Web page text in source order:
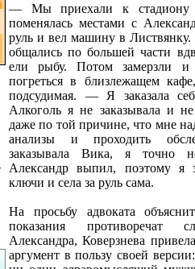
— Мы приехали к стадиону
поменялась местами с
руль и вел машину в
общались по большей части
ели рыбу. Потом замерзли и
погреться в близлежащем
подсудимая. — Я заказала
Алкоголь я не заказывала и
даже по той причине, что мне
анализы и проходить
заказывала Вика, я
Александр выпил, поэтому я
ключи и села за руль сама.
На просьбу адвоката
показания противоречат
Александра, Коверзнева
аргумент в пользу своей